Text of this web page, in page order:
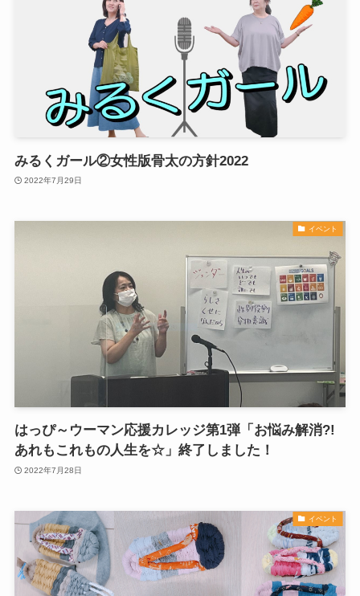
みるくガール②女性版骨太の方針2022
2022年7月29日
イベント
はっぴ～ウーマン応援カレッジ第1弾「お悩み解消?!
あれもこれもの人生を☆」終了しました！
2022年7月28日
イベント